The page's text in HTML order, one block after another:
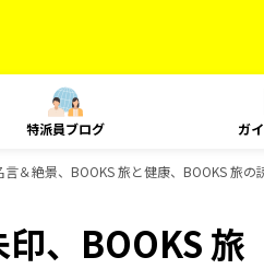
特派員ブログ ガ
＆絶景、BOOKS 旅と健康、BOOKS 旅
、BOOKS 旅